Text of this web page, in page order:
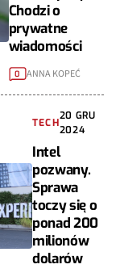
Chodzi o
prywatne
wiadomości
0 ANNA KOPEĆ
TECH
20 GRU
2024
Intel
pozwany.
Sprawa
toczy się o
ponad 200
milionów
dolarów